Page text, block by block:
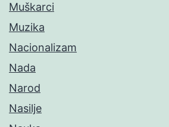
Muškarci
Muzika
Nacionalizam
Nada
Narod
Nasilje